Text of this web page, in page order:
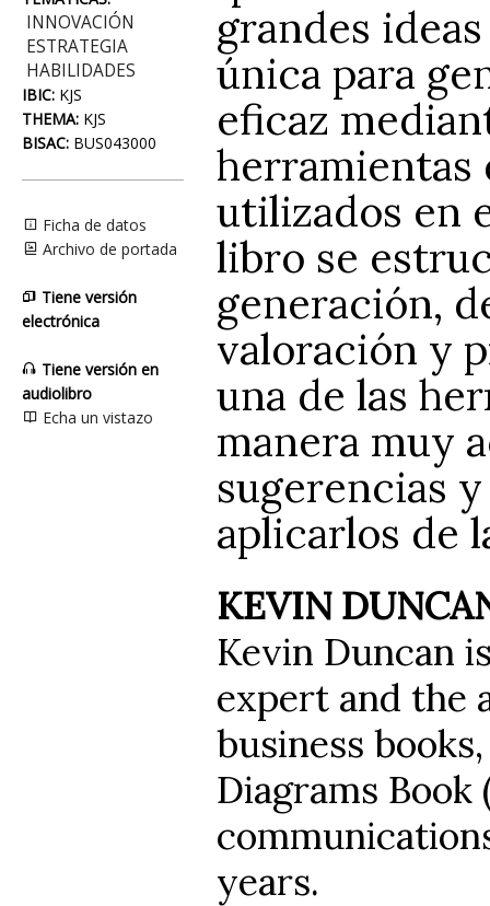
INNOVACIÓN
ESTRATEGIA
HABILIDADES
IBIC: KJS
THEMA: KJS
BISAC: BUS043000
Ficha de datos
Archivo de portada
Tiene versión
electrónica
Tiene versión en
audiolibro
Echa un vistazo
grandes
única para
eficaz
herramientas
utilizados en
libro se
generación,
valoración y
una de las
manera muy
sugerencias
aplicarlos de
KEVIN
Kevin Duncan
expert and the
business
Diagrams
years.